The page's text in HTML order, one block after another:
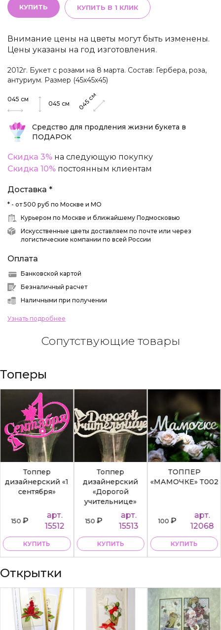
КУПИТЬ КУПИТЬ В 1 КЛИК
Внимание цены на цветы могут быть изменены.
Цены указаны на год изготовления.
2012г. Букет с розами на 8 марта. Состав: Гербера, роза,
антуриум. Размер (45х45х45)
045 см
045 см 045
см
Средство для продления жизни букета в
ПОДАРОК
Скидка 3% на следующую покупку
Скидка 10% постоянным клиентам
Доставка *
* - от 500 руб по Москве и МО
Курьером по Москве и ближайшему Подмосковью
Искусственные цветы доставляем по почте или через
логистические компании по всей России
Оплата
Банковской картой
Безналичный расчет
Наличными при получении
Узнать подробнее
Сопутствующие товары
Топеры
Топпер
дизайнерский «1
сентября»
150₽
арт.
15512
КУПИТЬ
Топпер
дизайнерский
«Дорогой
учительнице»
150₽
арт.
15513
КУПИТЬ
ТОППЕР
«МАМОЧКЕ» Т002
100₽
арт.
12068
КУПИТЬ
Открытки